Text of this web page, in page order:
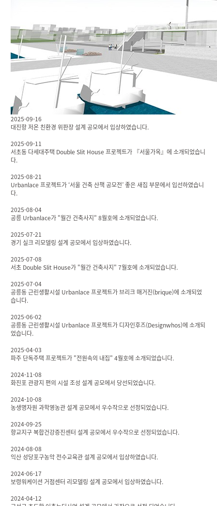
2025-09-16
대진항 저온 친환경 위판장 설계 공모에서 입상하였습니다.
2025-09-11
서초동 다세대주택 Double Slit House 프로젝트가 『서울가옥』에 소개되었습니
다.
2025-08-21
Urbanlace 프로젝트가 ‘서울 건축 산책 공모전’ 좋은 새집 부문에서 입선하였습니
다.
2025-08-04
공릉 Urbanlace가 "월간 건축사지" 8월호에 소개되었습니다.
2025-07-21
경기 실크 리모델링 설계 공모에서 입상하였습니다.
2025-07-08
서초 Double Slit House가 "월간 건축사지" 7월호에 소개되었습니다.
2025-07-04
공릉동 근린생활시설 Urbanlace 프로젝트가 브리크 매거진(brique)에 소개되었
습니다.
2025-06-02
공릉동 근린생활시설 Urbanlace 프로젝트가 디자인후즈(Designwhos)에 소개되
었습니다.
2025-04-03
파주 단독주택 프로젝트가 "전원속의 내집" 4월호에 소개되었습니다.
2024-11-08
화진포 관광지 편의 시설 조성 설계 공모에서 당선되었습니다.
2024-10-08
농생명자원 과학영농관 설계 공모에서 우수작으로 선정되었습니다.
2024-09-25
향교지구 복합건강증진센터 설계 공모에서 우수작으로 선정되었습니다.
2024-08-08
익산 성당포구농악 전수교육관 설계 공모에서 입상하였습니다.
2024-06-17
보령워케이션 거점센터 리모델링 설계 공모에서 입상하였습니다.
2024-04-12